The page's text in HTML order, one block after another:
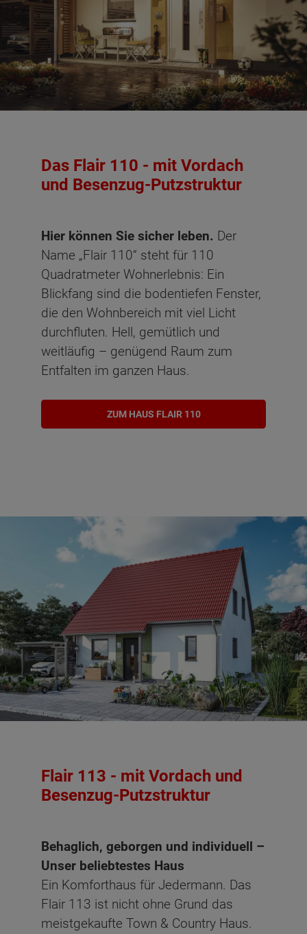
Das Flair 110 - mit Vordach
und Besenzug-Putzstruktur
Hier können Sie sicher leben. Der
Name „Flair 110“ steht für 110
Quadratmeter Wohnerlebnis: Ein
Blickfang sind die bodentiefen Fenster,
die den Wohnbereich mit viel Licht
durchfluten. Hell, gemütlich und
weitläufig – genügend Raum zum
Entfalten im ganzen Haus.
ZUM HAUS FLAIR 110
Flair 113 - mit Vordach und
Besenzug-Putzstruktur
Behaglich, geborgen und individuell –
Unser beliebtestes Haus
Ein Komforthaus für Jedermann. Das
Flair 113 ist nicht ohne Grund das
meistgekaufte Town & Country Haus.